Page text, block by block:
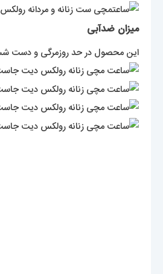
میزان ضدآبی
این محصول در حد روزمرگی و دست